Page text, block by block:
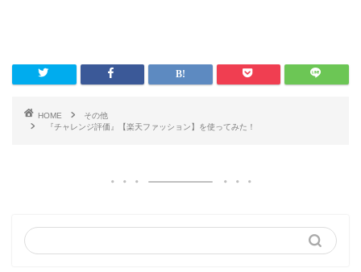
HOME
その他
『チャレンジ評価』【楽天ファッション】を使ってみた！